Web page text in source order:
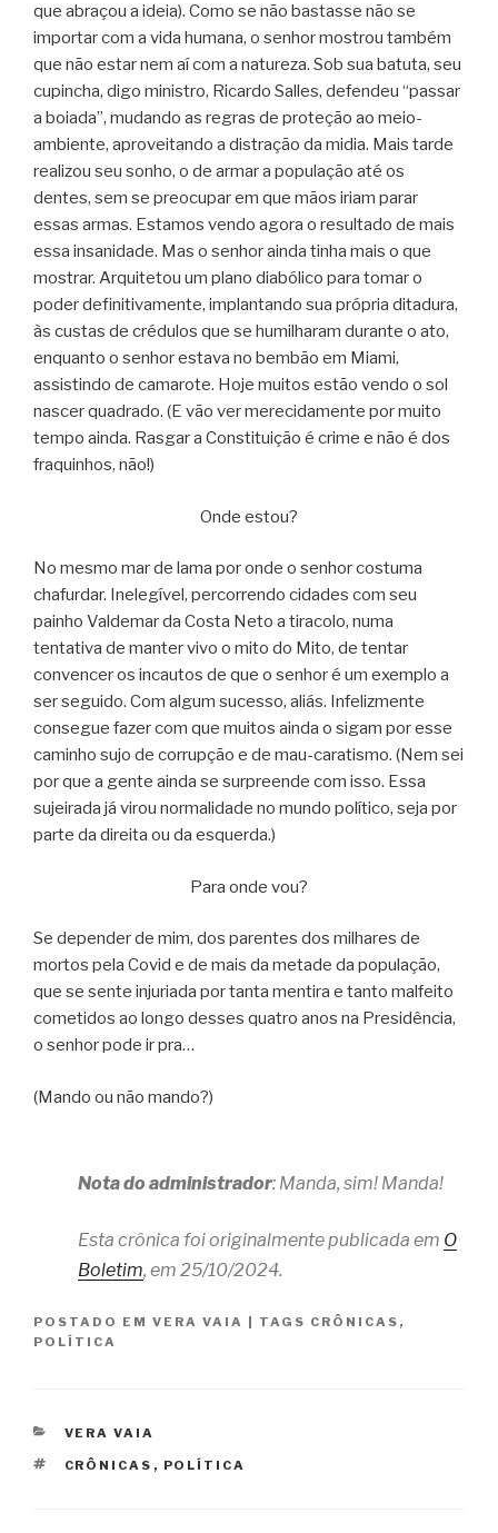
que abraçou a ideia). Como se não bastasse não se
importar com a vida humana, o senhor mostrou também
que não estar nem aí com a natureza. Sob sua batuta, seu
cupincha, digo ministro, Ricardo Salles, defendeu “passar
a boiada”, mudando as regras de proteção ao meio-
ambiente, aproveitando a distração da midia. Mais tarde
realizou seu sonho, o de armar a população até os
dentes, sem se preocupar em que mãos iriam parar
essas armas. Estamos vendo agora o resultado de mais
essa insanidade. Mas o senhor ainda tinha mais o que
mostrar. Arquitetou um plano diabólico para tomar o
poder definitivamente, implantando sua própria ditadura,
às custas de crédulos que se humilharam durante o ato,
enquanto o senhor estava no bembão em Miami,
assistindo de camarote. Hoje muitos estão vendo o sol
nascer quadrado. (E vão ver merecidamente por muito
tempo ainda. Rasgar a Constituição é crime e não é dos
fraquinhos, não!)
Onde estou?
No mesmo mar de lama por onde o senhor costuma
chafurdar. Inelegível, percorrendo cidades com seu
painho Valdemar da Costa Neto a tiracolo, numa
tentativa de manter vivo o mito do Mito, de tentar
convencer os incautos de que o senhor é um exemplo a
ser seguido. Com algum sucesso, aliás. Infelizmente
consegue fazer com que muitos ainda o sigam por esse
caminho sujo de corrupção e de mau-caratismo. (Nem sei
por que a gente ainda se surpreende com isso. Essa
sujeirada já virou normalidade no mundo político, seja por
parte da direita ou da esquerda.)
Para onde vou?
Se depender de mim, dos parentes dos milhares de
mortos pela Covid e de mais da metade da população,
que se sente injuriada por tanta mentira e tanto malfeito
cometidos ao longo desses quatro anos na Presidência,
o senhor pode ir pra…
(Mando ou não mando?)
Nota do administrador: Manda, sim! Manda!
Esta crônica foi originalmente publicada em O
Boletim, em 25/10/2024.
POSTADO EM VERA VAIA TAGS CRÔNICAS ,
POLÍTICA
CATEGORIAS
VERA VAIA
TAGS
CRÔNICAS , POLÍTICA